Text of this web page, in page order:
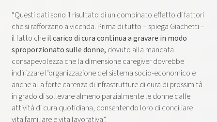
“Questi dati sono il risultato di un combinato effetto di fattori
che si rafforzano a vicenda. Prima di tutto – spiega Giachetti –
il fatto cheil carico di cura continua a gravare in modo
sproporzionato sulle donne, dovuto alla mancata
consapevolezza che la dimensione caregiver dovrebbe
indirizzare l’organizzazione del sistema socio-economico e
anche alla forte carenza di infrastrutture di cura di prossimità
in grado di sollevare almeno parzialmente le donne dalle
attività di cura quotidiana, consentendo loro di conciliare
vita familiare e vita lavorativa”.